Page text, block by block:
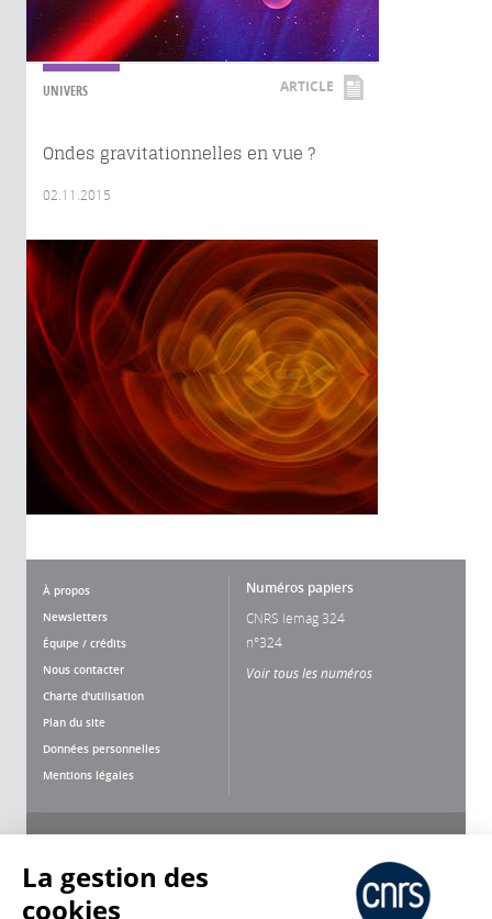
UNIVERS ARTICLE
Ondes gravitationnelles en vue ?
02.11.2015
À propos
Newsletters
Équipe / crédits
Nous contacter
Charte d'utilisation
Plan du site
Données personnelles
Mentions légales
Numéros papiers
CNRS lemag 324
n°324
Voir tous les numéros
La gestion des
cookies